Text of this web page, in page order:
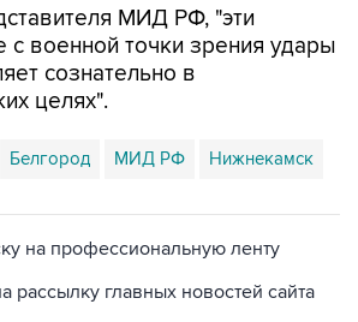
МИД РФ, "эти
военной точки зрения удары
сознательно в
целях".
Белгород МИД РФ Нижнекамск
на профессиональную ленту
рассылку главных новостей сайта